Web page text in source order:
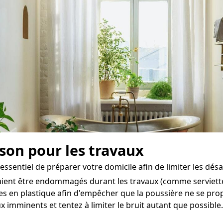
pour les travaux
de préparer votre domicile afin de limiter les
être endommagés durant les travaux (comme
en plastique afin d'empêcher que la poussière ne se
imminents et tentez à limiter le bruit autant que possible.